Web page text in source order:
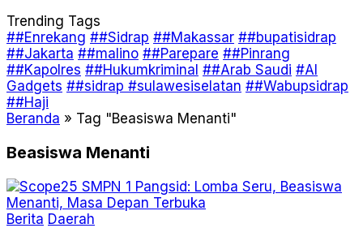
Trending Tags
##Enrekang ##Sidrap ##Makassar ##bupatisidrap
##Jakarta ##malino ##Parepare ##Pinrang
##Kapolres ##Hukumkriminal ##Arab Saudi #AI
Gadgets ##sidrap #sulawesiselatan ##Wabupsidrap
##Haji
Beranda » Tag "Beasiswa Menanti"
Beasiswa Menanti
Berita Daerah